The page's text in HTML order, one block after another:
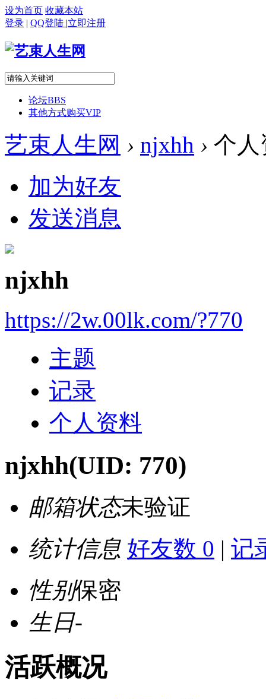
设为首页 收藏本站
登录 | QQ登陆 |立即注册
论坛BBS
其他方式购买VIP
艺束人生网 › njxhh › 个人
加为好友
发送消息
njxhh
https://2w.00lk.com/?770
主题
记录
个人资料
njxhh(UID: 770)
邮箱状态未验证
统计信息 好友数 0 | 记
性别保密
生日-
活跃概况